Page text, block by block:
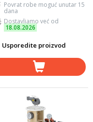
Povrat robe moguć unutar 15
dana
Dostavljamo već od
18.08.2026
Usporedite proizvod